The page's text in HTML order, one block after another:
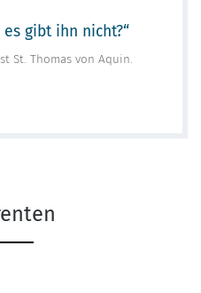
gibt ihn nicht?“
St. Thomas von Aquin.